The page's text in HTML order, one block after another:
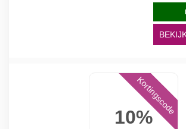
10%
Kortingscode